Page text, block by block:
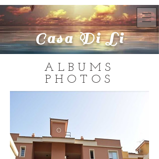
Casa Di Li
ALBUMS
PHOTOS